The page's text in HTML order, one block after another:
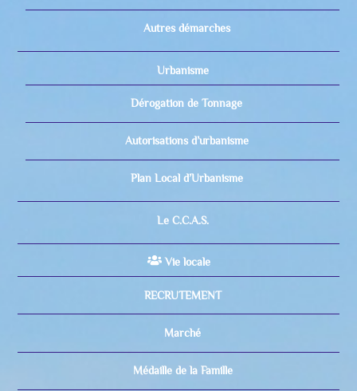
Autres démarches
Urbanisme
Dérogation de Tonnage
Autorisations d’urbanisme
Plan Local d’Urbanisme
Le C.C.A.S.
Vie locale
RECRUTEMENT
Marché
Médaille de la Famille